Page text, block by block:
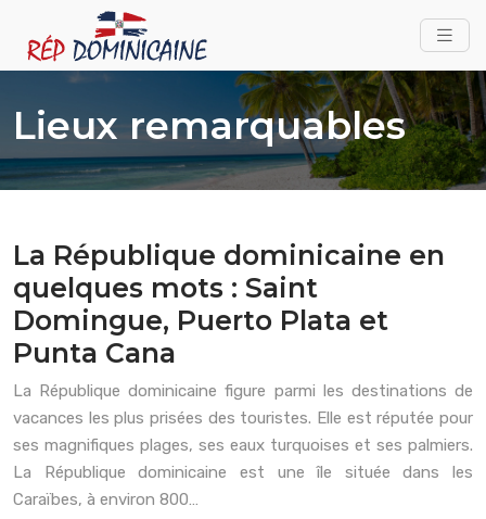
Lieux remarquables
La République dominicaine en
quelques mots : Saint
Domingue, Puerto Plata et
Punta Cana
La République dominicaine figure parmi les destinations de
vacances les plus prisées des touristes. Elle est réputée pour
ses magnifiques plages, ses eaux turquoises et ses palmiers.
La République dominicaine est une île située dans les
Caraïbes, à environ 800…